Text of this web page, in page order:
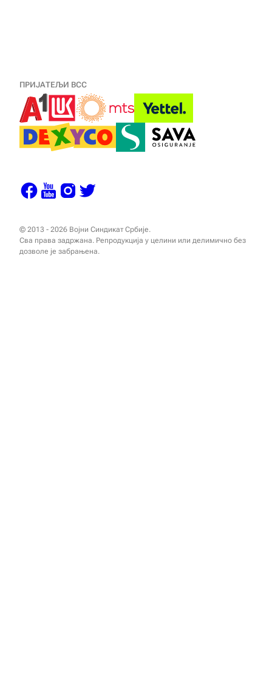
ПРИЈАТЕЉИ ВСС
© 2013 - 2026 Војни Синдикат Србије.
Сва права задржана. Репродукција у целини или делимично без
дозволе је забрањена.